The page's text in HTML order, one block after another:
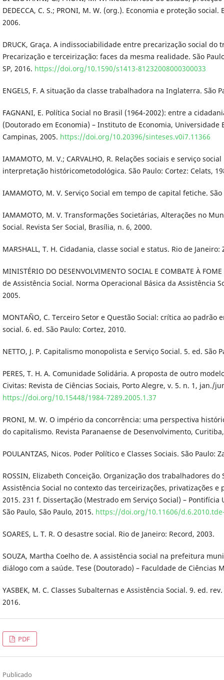
DEDECCA, C. S.; PRONI, M. W. (org.). Economia e proteção
2006.
DRUCK, Graça. A indissociabilidade entre precarização social do
Precarização e terceirização: faces da mesma realidade. São
SP, 2016. https://doi.org/10.1590/s1413-81232008000300033
ENGELS, F. A situação da classe trabalhadora na Inglaterra. São
FAGNANI, E. Política Social no Brasil (1964-2002): entre a
(Doutorado em Economia) – Instituto de Economia, Universidade
Campinas, 2005. https://doi.org/10.20396/sinteses.v0i7.11366
IAMAMOTO, M. V.; CARVALHO, R. Relações sociais e serviço
interpretação históricometodológica. São Paulo: Cortez: Celats,
IAMAMOTO, M. V. Serviço Social em tempo de capital fetiche.
IAMAMOTO, M. V. Transformações Societárias, Alterações no
Social. Revista Ser Social, Brasília, n. 6, 2000.
MARSHALL, T. H. Cidadania, classe social e status. Rio de Janeiro:
MINISTÉRIO DO DESENVOLVIMENTO SOCIAL E COMBATE À
de Assistência Social. Norma Operacional Básica da Assistência
2005.
MONTAÑO, C. Terceiro Setor e Questão Social: crítica ao padrão
social. 6. ed. São Paulo: Cortez, 2010.
NETTO, J. P. Capitalismo monopolista e Serviço Social. 5. ed. São
PERES, T. H. A. Comunidade Solidária. A proposta de outro
Civitas: Revista de Ciências Sociais, Porto Alegre, v. 5. n. 1, jan./
https://doi.org/10.15448/1984-7289.2005.1.37
PRONI, M. W. O império da concorrência: uma perspectiva
do capitalismo. Revista Paranaense de Desenvolvimento,
POULANTZAS, Nicos. Poder Político e Classes Sociais. São Paulo:
ROSSIN, Elizabeth Conceição. Organização dos trabalhadores do
Assistência Social no contexto das terceirizações, privatizações e
2015. 231 f. Dissertação (Mestrado em Serviço Social) –
São Paulo, São Paulo, 2015. https://doi.org/10.11606/
SOARES, L. T. R. O desastre social. Rio de Janeiro: Record, 2003.
SOUZA, Martha Coelho de. A assistência social na prefeitura
diálogo com a saúde. Tese (Doutorado) – Faculdade de Ciências
YASBEK, M. C. Classes Subalternas e Assistência Social. 9. ed.
2016.
PDF
Publicado